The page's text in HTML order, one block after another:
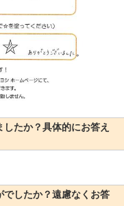
たか？具体的にお答え
したか？遠慮なくお答